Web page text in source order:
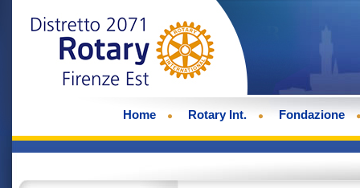
Home Rotary Int. Fondazione